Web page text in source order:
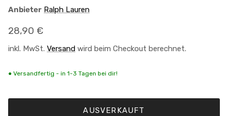
Anbieter Ralph Lauren
Normaler Preis
28,90 €
inkl. MwSt. Versand wird beim Checkout berechnet.
● Versandfertig - in 1-3 Tagen bei dir!
AUSVERKAUFT